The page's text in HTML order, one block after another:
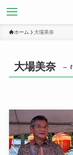
ホーム 大場美奈
大場美奈 –